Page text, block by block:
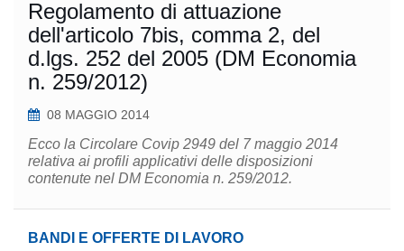
Regolamento di attuazione
dell'articolo 7bis, comma 2, del
d.lgs. 252 del 2005 (DM Economia
n. 259/2012)
08 MAGGIO 2014
Ecco la Circolare Covip 2949 del 7 maggio 2014
relativa ai profili applicativi delle disposizioni
contenute nel DM Economia n. 259/2012.
BANDI E OFFERTE DI LAVORO